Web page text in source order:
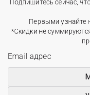
Подпишитесь сейчас,
Первыми узнайте
*Скидки не